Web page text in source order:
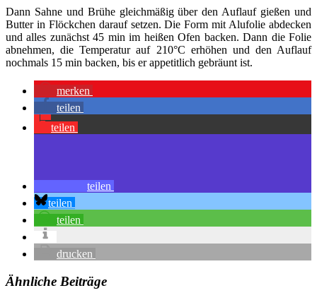
Dann Sahne und Brühe gleichmäßig über den Auflauf gießen und
Butter in Flöckchen darauf setzen. Die Form mit Alufolie abdecken
und alles zunächst 45 min im heißen Ofen backen. Dann die Folie
abnehmen, die Temperatur auf 210°C erhöhen und den Auflauf
nochmals 15 min backen, bis er appetitlich gebräunt ist.
merken
teilen
teilen
teilen
teilen
teilen
drucken
Ähnliche Beiträge